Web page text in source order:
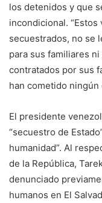
los detenidos y que
incondicional.
secuestrados, no se
para sus familiares
contratados por sus
han cometido ningún
El presidente
“secuestro de
humanidad”. Al
de la República,
denunciado
humanos en El